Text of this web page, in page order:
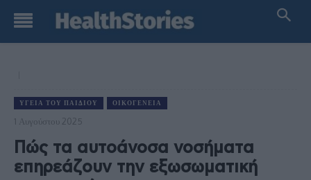
ΥΓΕΊΑ ΤΟΥ ΠΑΙΔΙΟΎ ΟΙΚΟΓΈΝΕΙΑ
1 Αυγούστου 2025
Πώς τα αυτοάνοσα νοσήματα
επηρεάζουν την εξωσωματική